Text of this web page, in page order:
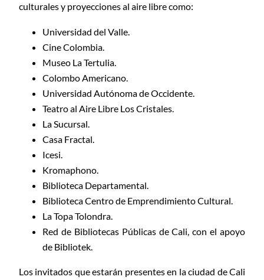
culturales y proyecciones al aire libre como:
Universidad del Valle.
Cine Colombia.
Museo La Tertulia.
Colombo Americano.
Universidad Autónoma de Occidente.
Teatro al Aire Libre Los Cristales.
La Sucursal.
Casa Fractal.
Icesi.
Kromaphono.
Biblioteca Departamental.
Biblioteca Centro de Emprendimiento Cultural.
La Topa Tolondra.
Red de Bibliotecas Públicas de Cali, con el apoyo
de Bibliotek.
Los invitados que estarán presentes en la ciudad de Cali